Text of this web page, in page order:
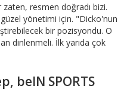
resmen doğradı bizi.
yönetimi için. "Dicko'nun
bir pozisyondu. O
dinlenmeli. İlk yarıda çok
beIN SPORTS